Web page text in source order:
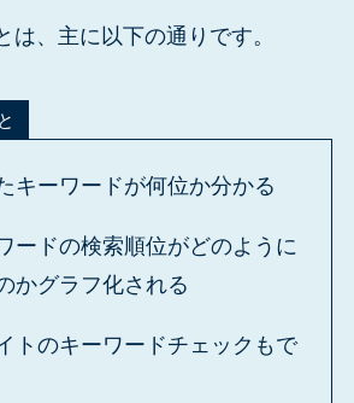
は、主に以下の通りです。
キーワードが何位か分かる
ードの検索順位がどのように
かグラフ化される
トのキーワードチェックもで